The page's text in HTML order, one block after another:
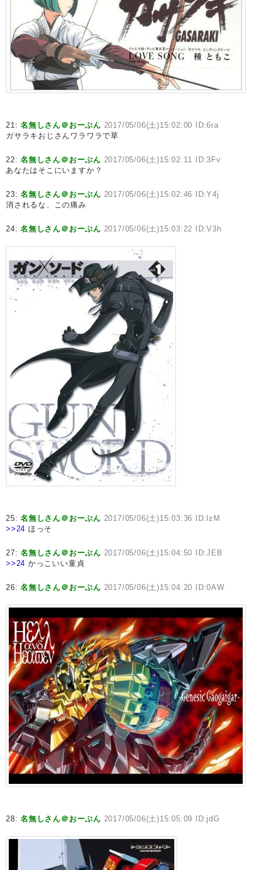
21:名無しさん＠おーぷん 2017/05/06(土)15:02:00 ID:6ra
ガサラキおじさんワラワラで草
22:名無しさん＠おーぷん 2017/05/06(土)15:02:11 ID:3Fv
あなたはそこにいますか？
23:名無しさん＠おーぷん 2017/05/06(土)15:02:46 ID:Y4j
消されるな、この痛み
24:名無しさん＠おーぷん 2017/05/06(土)15:03:22 ID:V3h
25:名無しさん＠おーぷん 2017/05/06(土)15:03:36 ID:lzM
>>24 ほっそ
27:名無しさん＠おーぷん 2017/05/06(土)15:04:50 ID:JEB
>>24 かっこいい童貞
26:名無しさん＠おーぷん 2017/05/06(土)15:04:20 ID:0AW
28:名無しさん＠おーぷん 2017/05/06(土)15:05:09 ID:jdG